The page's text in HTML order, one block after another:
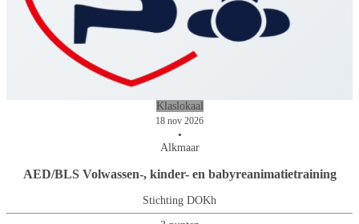
Klaslokaal
18 nov 2026
•
Alkmaar
AED/BLS Volwassen-, kinder- en babyreanimatietraining
Stichting DOKh